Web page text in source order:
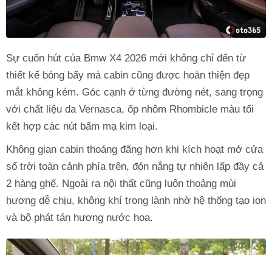
Sự cuốn hút của Bmw X4 2026 mới không chỉ đến từ
thiết kế bóng bẩy mà cabin cũng được hoàn thiện đẹp
mắt không kém. Góc cạnh ở từng đường nét, sang trọng
với chất liệu da Vernasca, ốp nhôm Rhombicle màu tối
kết hợp các nút bấm mạ kim loại.
Không gian cabin thoáng đãng hơn khi kích hoạt mở cửa
sổ trời toàn cảnh phía trên, đón nắng tự nhiên lấp đầy cả
2 hàng ghế. Ngoài ra nội thất cũng luôn thoảng mùi
hương dễ chịu, không khí trong lành nhờ hệ thống tạo ion
và bộ phát tán hương nước hoa.